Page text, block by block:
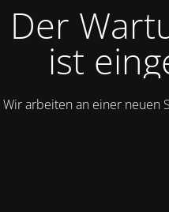
Der
ist
Wir arbeiten an einer neuen